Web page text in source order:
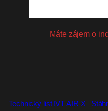
Máte zájem o
Technický list IVT AIR X